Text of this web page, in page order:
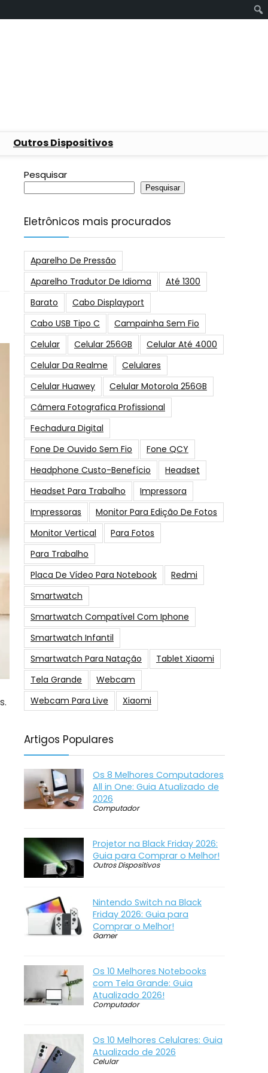
Outros Dispositivos
Pesquisar
Pesquisar
Eletrônicos mais procurados
Aparelho De Pressão
Aparelho Tradutor De Idioma
Até 1300
Barato
Cabo Displayport
Cabo USB Tipo C
Campainha Sem Fio
Celular
Celular 256GB
Celular Até 4000
Celular Da Realme
Celulares
Celular Huawey
Celular Motorola 256GB
Câmera Fotografica Profissional
Fechadura Digital
Fone De Ouvido Sem Fio
Fone QCY
Headphone Custo-Benefício
Headset
Headset Para Trabalho
Impressora
Impressoras
Monitor Para Edição De Fotos
Monitor Vertical
Para Fotos
Para Trabalho
Placa De Vídeo Para Notebook
Redmi
Smartwatch
Smartwatch Compatível Com Iphone
Smartwatch Infantil
Smartwatch Para Natação
Tablet Xiaomi
Tela Grande
Webcam
Webcam Para Live
Xiaomi
Artigos Populares
Os 8 Melhores Computadores
All in One: Guia Atualizado de
2026
Computador
Projetor na Black Friday 2026:
Guia para Comprar o Melhor!
Outros Dispositivos
Nintendo Switch na Black
Friday 2026: Guia para
Comprar o Melhor!
Gamer
Os 10 Melhores Notebooks
com Tela Grande: Guia
Atualizado 2026!
Computador
Os 10 Melhores Celulares: Guia
Atualizado de 2026
Celular